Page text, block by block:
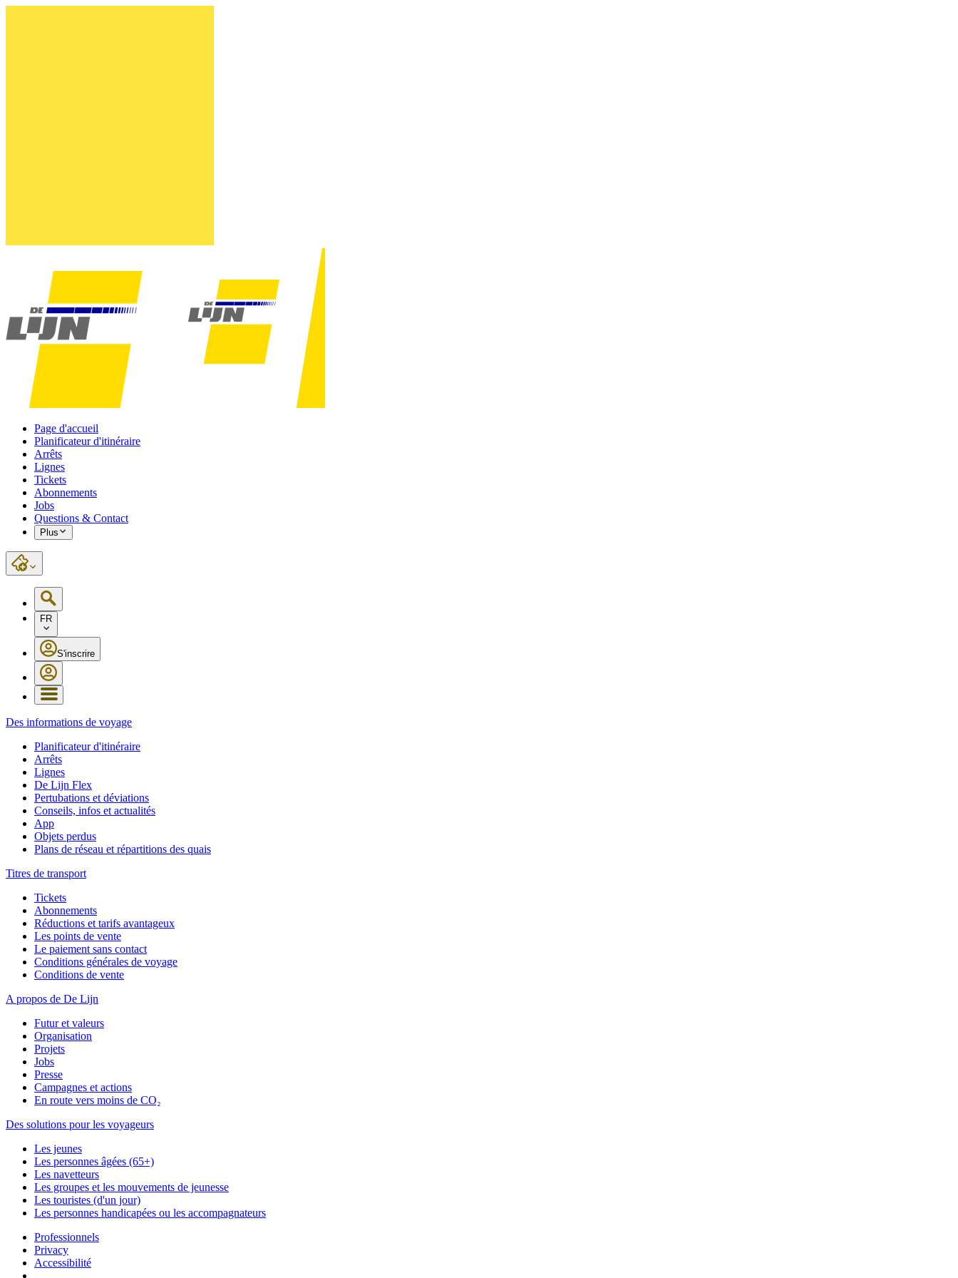
Page d'accueil
Planificateur d'itinéraire
Arrêts
Lignes
Tickets
Abonnements
Jobs
Questions & Contact
Plus
FR
S'inscrire
Des informations de voyage
Planificateur d'itinéraire
Arrêts
Lignes
De Lijn Flex
Pertubations et déviations
Conseils, infos et actualités
App
Objets perdus
Plans de réseau et répartitions des quais
Titres de transport
Tickets
Abonnements
Réductions et tarifs avantageux
Les points de vente
Le paiement sans contact
Conditions générales de voyage
Conditions de vente
A propos de De Lijn
Futur et valeurs
Organisation
Projets
Jobs
Presse
Campagnes et actions
En route vers moins de CO₂
Des solutions pour les voyageurs
Les jeunes
Les personnes âgées (65+)
Les navetteurs
Les groupes et les mouvements de jeunesse
Les touristes (d'un jour)
Les personnes handicapées ou les accompagnateurs
Professionnels
Privacy
Accessibilité